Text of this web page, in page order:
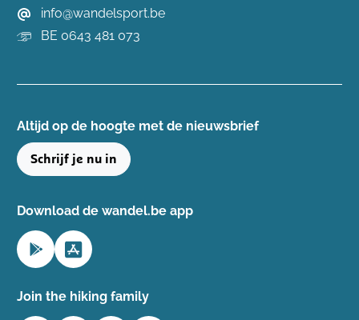
info@wandelsport.be
BE 0643 481 073
Altijd op de hoogte ​met de nieuwsbrief
Schrijf je nu in
Download de wandel.be app
Join the hiking family